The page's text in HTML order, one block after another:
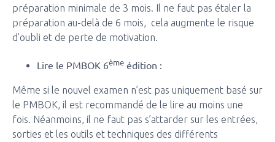
préparation minimale de 3 mois. Il ne faut pas étaler la
préparation au-delà de 6 mois, cela augmente le risque
d’oubli et de perte de motivation.
Lire le PMBOK 6ème édition :
Même si le nouvel examen n’est pas uniquement basé sur
le PMBOK, il est recommandé de le lire au moins une
fois. Néanmoins, il ne faut pas s’attarder sur les entrées,
sorties et les outils et techniques des différents